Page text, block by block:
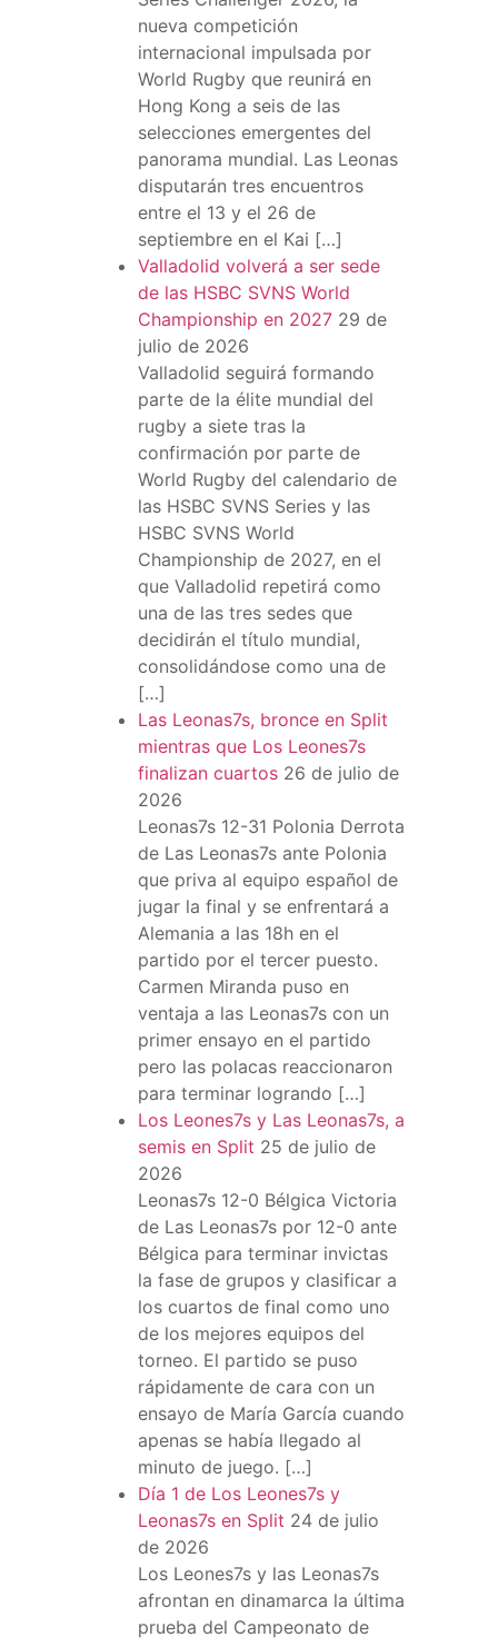
nueva competición
internacional impulsada por
World Rugby que reunirá en
Hong Kong a seis de las
selecciones emergentes del
panorama mundial. Las Leonas
disputarán tres encuentros
entre el 13 y el 26 de
septiembre en el Kai […]
Valladolid volverá a ser sede
de las HSBC SVNS World
Championship en 2027 29 de
julio de 2026
Valladolid seguirá formando
parte de la élite mundial del
rugby a siete tras la
confirmación por parte de
World Rugby del calendario de
las HSBC SVNS Series y las
HSBC SVNS World
Championship de 2027, en el
que Valladolid repetirá como
una de las tres sedes que
decidirán el título mundial,
consolidándose como una de
[…]
Las Leonas7s, bronce en Split
mientras que Los Leones7s
finalizan cuartos 26 de julio de
2026
Leonas7s 12-31 Polonia Derrota
de Las Leonas7s ante Polonia
que priva al equipo español de
jugar la final y se enfrentará a
Alemania a las 18h en el
partido por el tercer puesto.
Carmen Miranda puso en
ventaja a las Leonas7s con un
primer ensayo en el partido
pero las polacas reaccionaron
para terminar logrando […]
Los Leones7s y Las Leonas7s, a
semis en Split 25 de julio de
2026
Leonas7s 12-0 Bélgica Victoria
de Las Leonas7s por 12-0 ante
Bélgica para terminar invictas
la fase de grupos y clasificar a
los cuartos de final como uno
de los mejores equipos del
torneo. El partido se puso
rápidamente de cara con un
ensayo de María García cuando
apenas se había llegado al
minuto de juego. […]
Día 1 de Los Leones7s y
Leonas7s en Split 24 de julio
de 2026
Los Leones7s y las Leonas7s
afrontan en dinamarca la última
prueba del Campeonato de